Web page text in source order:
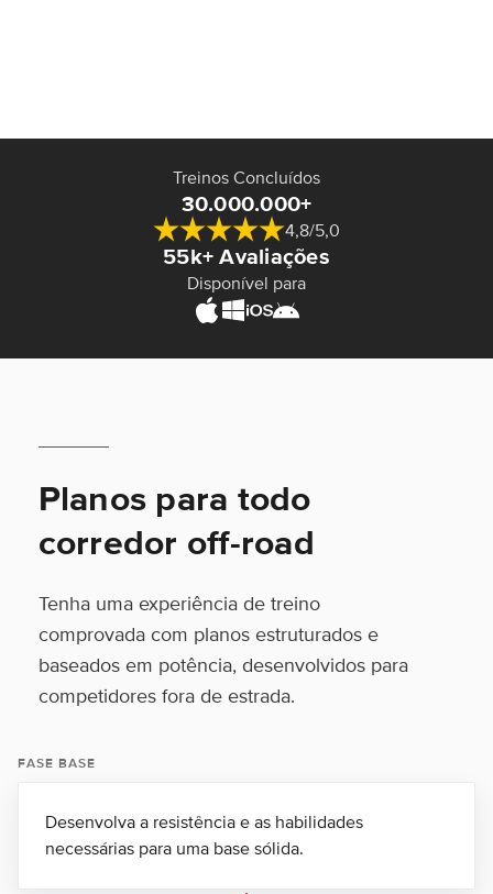
Treinos Concluídos
30.000.000+
4,8/5,0
55k+ Avaliações
Disponível para
Planos para todo
corredor off-road
Tenha uma experiência de treino
comprovada com planos estruturados e
baseados em potência, desenvolvidos para
competidores fora de estrada.
FASE BASE
Desenvolva a resistência e as habilidades
necessárias para uma base sólida.